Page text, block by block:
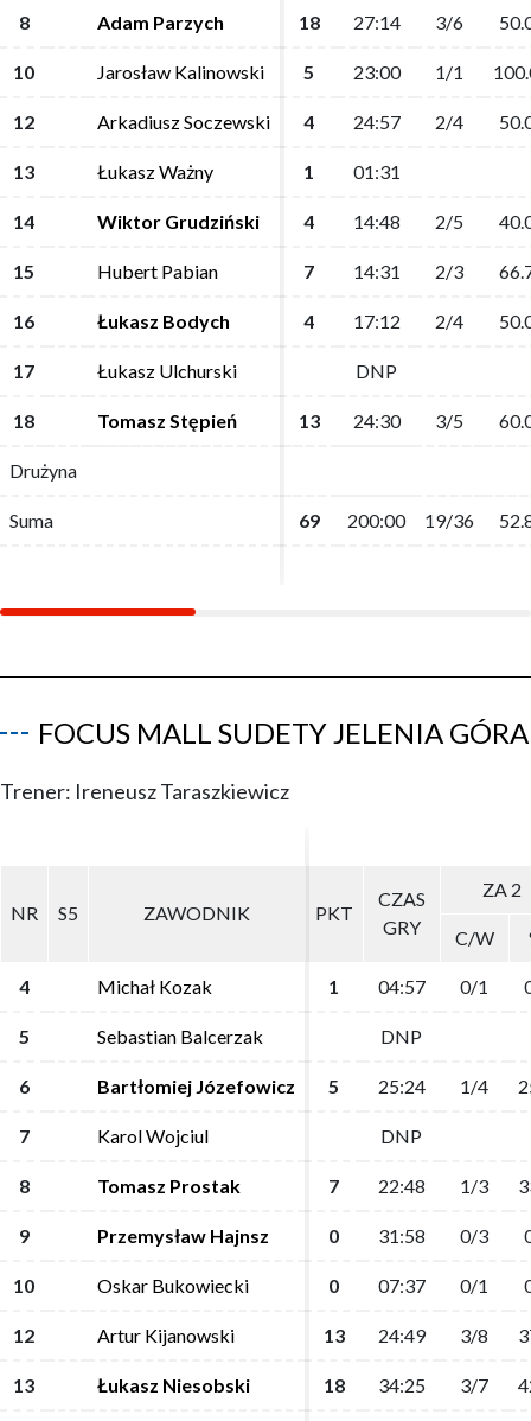
8 Adam Parzych 18 27:14 3/6
10 Jarosław Kalinowski 5 23:00 1/1
12 Arkadiusz Soczewski 4 24:57 2/4
13 Łukasz Ważny 1 01:31
14 Wiktor Grudziński 4 14:48 2/5
15 Hubert Pabian 7 14:31 2/3
16 Łukasz Bodych 4 17:12 2/4
17 Łukasz Ulchurski DNP
18 Tomasz Stępień 13 24:30 3/5
Drużyna
Suma 69 200:00 19/36
8 Adam Parzych 18 27:14 3/6
10 Jarosław Kalinowski 5 23:00 1/1
12 Arkadiusz Soczewski 4 24:57 2/4
13 Łukasz Ważny 1 01:31
14 Wiktor Grudziński 4 14:48 2/5
15 Hubert Pabian 7 14:31 2/3
16 Łukasz Bodych 4 17:12 2/4
17 Łukasz Ulchurski DNP
18 Tomasz Stępień 13 24:30 3/5
Drużyna
Suma 69 200:00 19/36
FOCUS MALL SUDETY JELENIA GÓRA
Trener: Ireneusz Taraszkiewicz
NR S5 ZAWODNIK PKT
CZAS
GRY
ZA 2
C/W
4 Michał Kozak 1 04:57 0/1
5 Sebastian Balcerzak DNP
6 Bartłomiej Józefowicz 5 25:24 1/4
7 Karol Wojciul DNP
8 Tomasz Prostak 7 22:48 1/3
9 Przemysław Hajnsz 0 31:58 0/3
10 Oskar Bukowiecki 0 07:37 0/1
12 Artur Kijanowski 13 24:49 3/8
13 Łukasz Niesobski 18 34:25 3/7
NR S5 ZAWODNIK PKT
CZAS
GRY
ZA 2
C/W
4 Michał Kozak 1 04:57 0/1
5 Sebastian Balcerzak DNP
6 Bartłomiej Józefowicz 5 25:24 1/4
7 Karol Wojciul DNP
8 Tomasz Prostak 7 22:48 1/3
9 Przemysław Hajnsz 0 31:58 0/3
10 Oskar Bukowiecki 0 07:37 0/1
12 Artur Kijanowski 13 24:49 3/8
13 Łukasz Niesobski 18 34:25 3/7